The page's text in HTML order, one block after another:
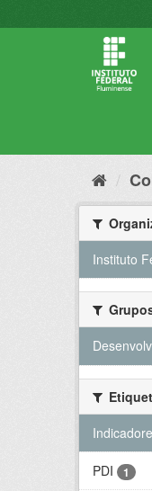
para
Instituto
PDI 1